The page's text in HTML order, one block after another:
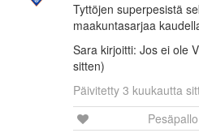
Tyttöjen superpesistä
maakuntasarjaa
Sara kirjoitti: Jos ei ole
sitten)
Päivitetty 3 kuukautta
Pesäpallo